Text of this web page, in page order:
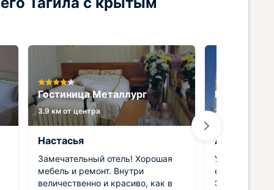
Гостиница Металлург
3.9 км от центра
Настасья
Замечательный отель! Хорошая
мебель и ремонт. Внутри
величественно и красиво, как в
Гостиница
2.8 км от
Ангелина
У отеля
если вам
Это район